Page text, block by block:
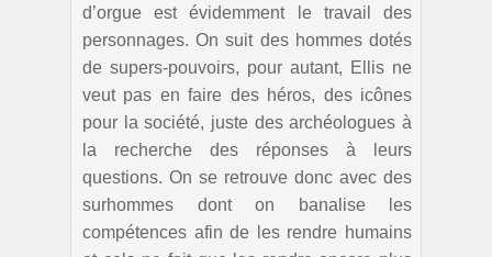
d’orgue est évidemment le travail des
personnages. On suit des hommes dotés
de supers-pouvoirs, pour autant, Ellis ne
veut pas en faire des héros, des icônes
pour la société, juste des archéologues à
la recherche des réponses à leurs
questions. On se retrouve donc avec des
surhommes dont on banalise les
compétences afin de les rendre humains